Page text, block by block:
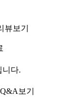
뷰보기
니다.
보기